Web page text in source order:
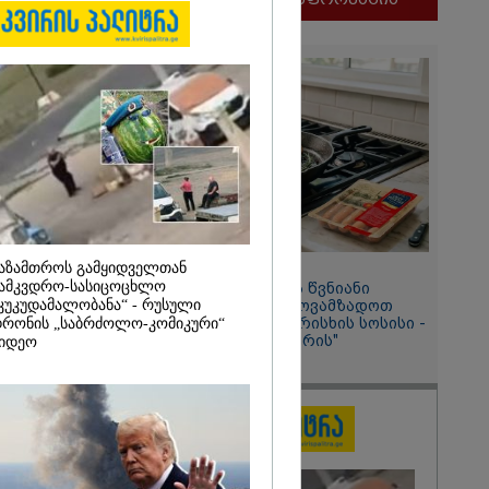
წითლიძე
საბჭოს
ირაკლი
გახდა
11:58 / 03-08-2026
ოქროსფერი კანი და წვნიანი
შიგთავსი: როგორ მოვამზადოთ
სწორად პრემიუმ ხარისხის სოსისი -
რჩევები "შეფმაისტერის"
გამყიდველთან
სასიცოცხლო
- რუსული
„საბრძოლო-კომიკური“